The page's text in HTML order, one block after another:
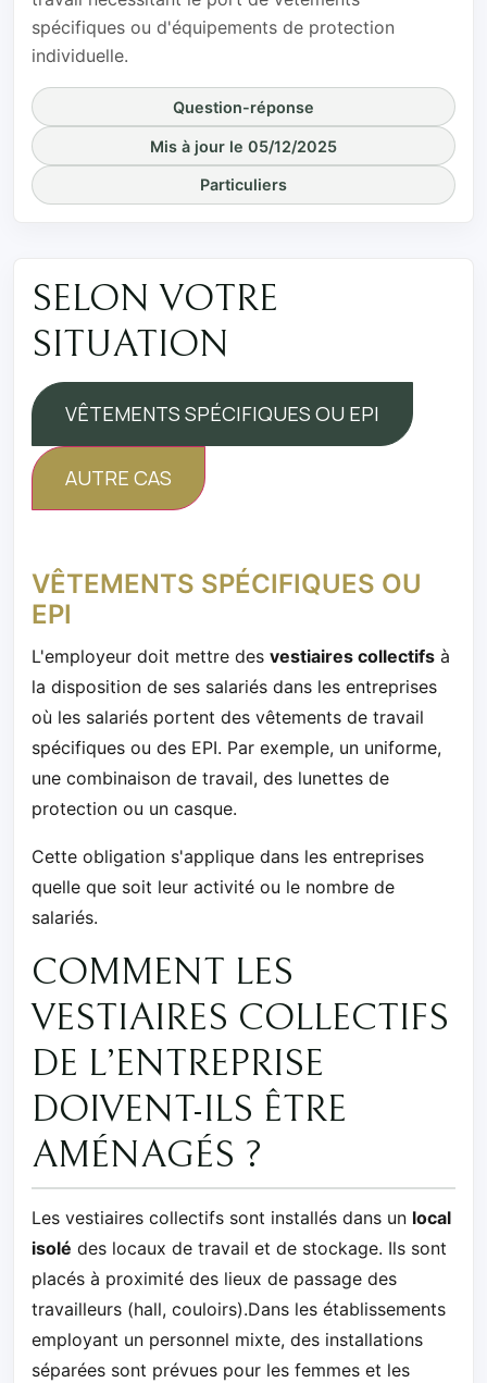
spécifiques ou d'équipements de protection
individuelle.
Question-réponse
Mis à jour le 05/12/2025
Particuliers
SELON VOTRE
SITUATION
VÊTEMENTS SPÉCIFIQUES OU EPI
AUTRE CAS
VÊTEMENTS SPÉCIFIQUES OU
EPI
L'employeur doit mettre des vestiaires collectifs à
la disposition de ses salariés dans les entreprises
où les salariés portent des vêtements de travail
spécifiques ou des EPI. Par exemple, un uniforme,
une combinaison de travail, des lunettes de
protection ou un casque.
Cette obligation s'applique dans les entreprises
quelle que soit leur activité ou le nombre de
salariés.
COMMENT LES
VESTIAIRES COLLECTIFS
DE L’ENTREPRISE
DOIVENT-ILS ÊTRE
AMÉNAGÉS ?
Les vestiaires collectifs sont installés dans un local
isolé des locaux de travail et de stockage. Ils sont
placés à proximité des lieux de passage des
travailleurs (hall, couloirs).Dans les établissements
employant un personnel mixte, des installations
séparées sont prévues pour les femmes et les